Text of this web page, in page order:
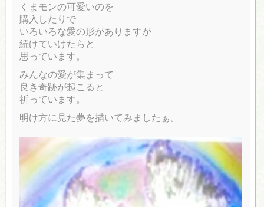
くまモンの可愛いのを
購入したりで
いろいろな愛の形がありますが
続けていけたらと
思っています。
みんなの愛が集まって
良き奇跡が起こると
祈っています。
明け方に見た夢を描いてみましたぁ。